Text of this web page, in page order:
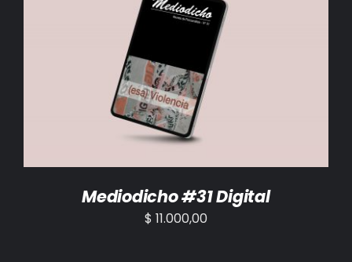
AÑADIR AL CARRITO /
Mediodicho #31 Digital
$ 11.000,00